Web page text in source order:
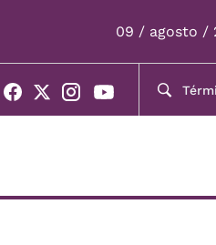
09 / agosto /